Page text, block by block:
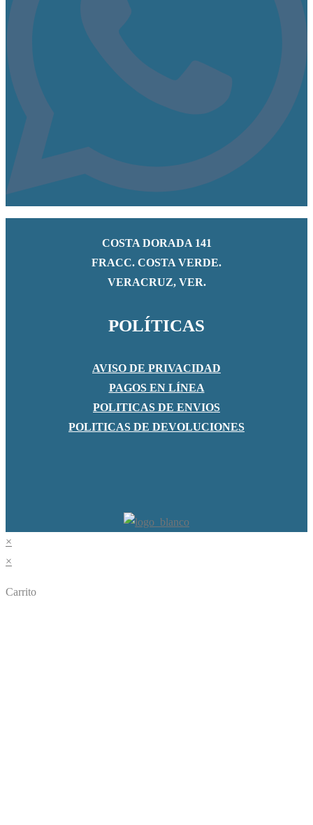
COSTA DORADA 141
FRACC. COSTA VERDE.
VERACRUZ, VER.
POLÍTICAS
AVISO DE PRIVACIDAD
PAGOS EN LÍNEA
POLITICAS DE ENVIOS
POLITICAS DE DEVOLUCIONES
×
×
Carrito